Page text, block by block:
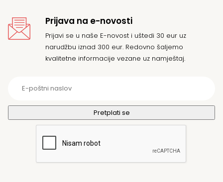
Prijava na e-novosti
Prijavi se u naše E-novost i uštedi 30 eur uz
narudžbu iznad 300 eur. Redovno šaljemo
kvalitetne informacije vezane uz namještaj.